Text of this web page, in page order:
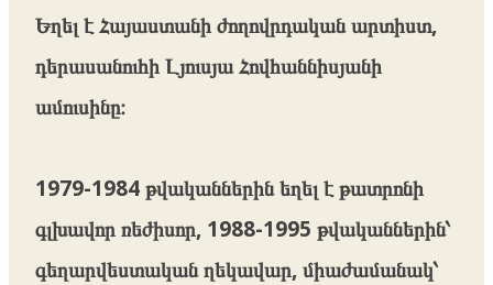
Եղել է Հայաստանի ժողովրդական արտիստ,
դերասանուհի Լյուսյա Հովհաննիսյանի
ամուսինը։
1979-1984 թվականներին եղել է թատրոնի
գլխավոր ռեժիսոր, 1988-1995 թվականներին՝
գեղարվեստական ղեկավար, միաժամանակ՝